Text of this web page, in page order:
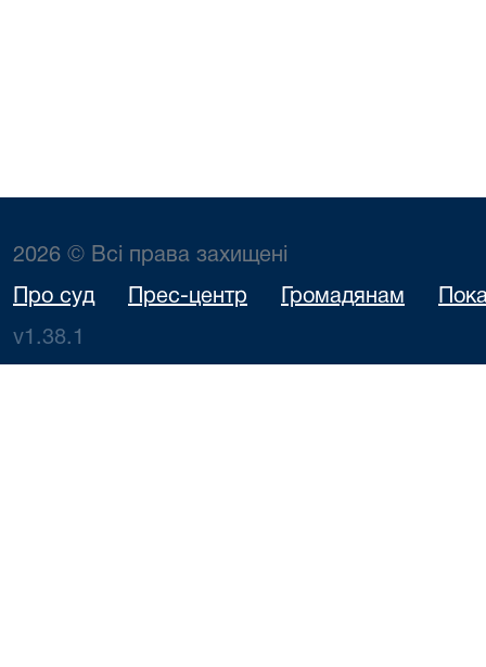
2026 © Всі права захищені
Про суд Прес-центр Громадянам
v1.38.1